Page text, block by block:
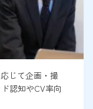
じて企画・撮
認知やCV率向